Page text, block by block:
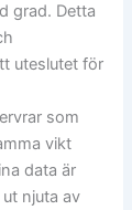
grad. Detta
uteslutet för
som
vikt
data är
njuta av